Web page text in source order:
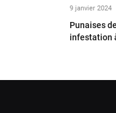
9 janvier 2024
Punaises
infestation